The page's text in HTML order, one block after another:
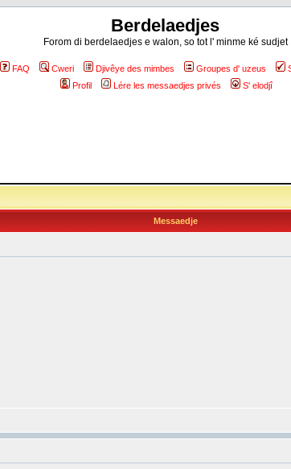
Berdelaedjes
Forom di berdelaedjes e walon, so tot l' minme ké sudjet
FAQ Cweri Djivêye des mimbes Groupes d' uzeus
Profil
Lére les messaedjes privés S' elodjî
Messaedje